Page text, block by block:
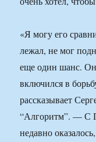
«Я могу его
лежал, не мог
еще один шанс. Он
включился в
рассказывает
“Алгоритм”. — С
недавно